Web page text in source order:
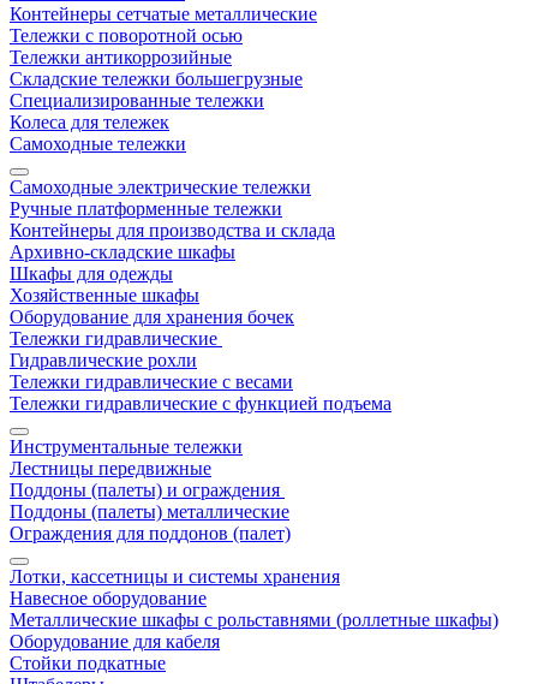
Контейнеры сетчатые металлические
Тележки с поворотной осью
Тележки антикоррозийные
Складские тележки большегрузные
Специализированные тележки
Колеса для тележек
Самоходные тележки
Самоходные электрические тележки
Ручные платформенные тележки
Контейнеры для производства и склада
Архивно-складские шкафы
Шкафы для одежды
Хозяйственные шкафы
Оборудование для хранения бочек
Тележки гидравлические
Гидравлические рохли
Тележки гидравлические с весами
Тележки гидравлические с функцией подъема
Инструментальные тележки
Лестницы передвижные
Поддоны (палеты) и ограждения
Поддоны (палеты) металлические
Ограждения для поддонов (палет)
Лотки, кассетницы и системы хранения
Навесное оборудование
Металлические шкафы с рольставнями (роллетные шкафы)
Оборудование для кабеля
Стойки подкатные